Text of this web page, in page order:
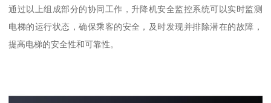
通过以上组成部分的协同工作，升降机安全监控系统可以实时监测
电梯的运行状态，确保乘客的安全，及时发现并排除潜在的故障，
提高电梯的安全性和可靠性。